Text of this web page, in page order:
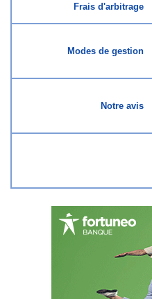
Frais d'arbitrage
Modes de gestion
Notre avis